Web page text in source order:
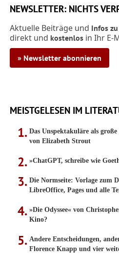
NEWSLETTER: NICHTS
Aktuelle Beiträge und Infos
direkt und kostenlos in Ihr E-
» Newsletter abonnieren
MEISTGELESEN IM
Das Unspektakuläre als
von Elizabeth Strout
»ChatGPT, schreibe wie
Die Normseite: Vorlage zum
LibreOffice, Pages und alle
»Die Odyssee« von
Kino?
Andere Entscheidungen,
Florence Knapp und vier